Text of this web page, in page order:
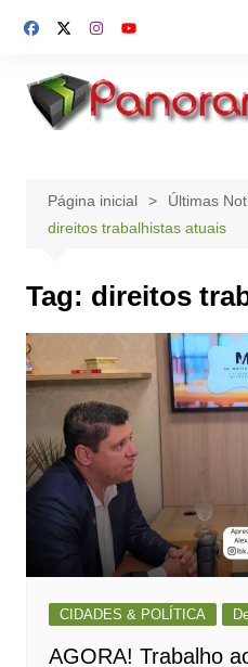
para
conteúdo
Página inicial
Últimas
direitos trabalhistas atuais
Tag: direitos
CIDADES & POLÍTICA
AGORA! Trabalho